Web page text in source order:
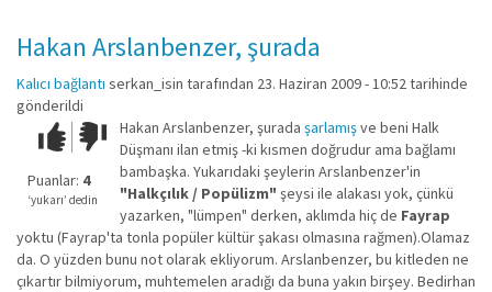
Hakan Arslanbenzer, şurada
Kalıcı bağlantı serkan_isin tarafından 23. Haziran 2009 - 10:52 tarihinde
gönderildi
Çok iyi!O
kadar
iyi
değil!
Puanlar: 4
‘yukarı’ dedin
Hakan Arslanbenzer, şurada şarlamışve beni Halk
Düşmanı ilan etmiş -ki kısmen doğrudur ama bağlamı
bambaşka. Yukarıdaki şeylerin Arslanbenzer'in
"Halkçılık / Popülizm" şeysi ile alakası yok, çünkü
yazarken, "lümpen" derken, aklımda hiç de Fayrap
yoktu (Fayrap'ta tonla popüler kültür şakası olmasına rağmen).Olamaz
da. O yüzden bunu not olarak ekliyorum. Arslanbenzer, bu kitleden ne
çıkartır bilmiyorum, muhtemelen aradığı da buna yakın birşey. Bedirhan